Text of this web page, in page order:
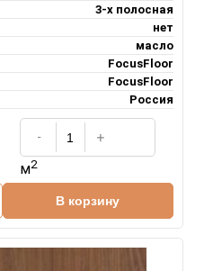
3-х полосная
нет
масло
FocusFloor
FocusFloor
Россия
м2
В корзину